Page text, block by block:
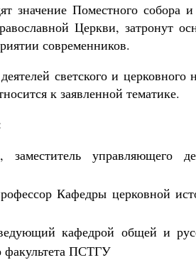
значение Поместного собора
Церкви, затронут
современников.
светского и церковного
к заявленной тематике.
управляющего
Кафедры церковной
кафедрой общей и
факультета ПСТГУ